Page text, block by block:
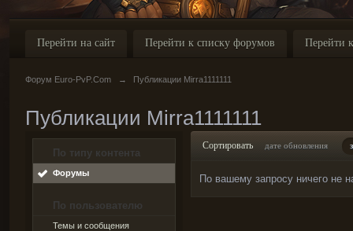
Перейти на сайт Перейти к списку форумов Перейти
Форум Euro-PvP.Com → Публикации Mirra1111111
Публикации Mirra1111111
По типу контента
Форумы
По пользователю
Темы и сообщения
Сортировать дате обновления
По вашему запросу ничего не